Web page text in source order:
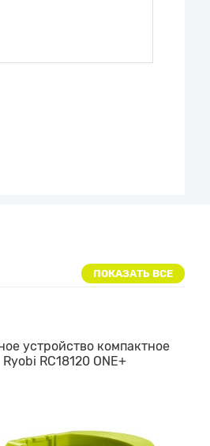
ПОКАЗАТЬ ВСЕ
устройство компактное
Ryobi RC18120 ONE+